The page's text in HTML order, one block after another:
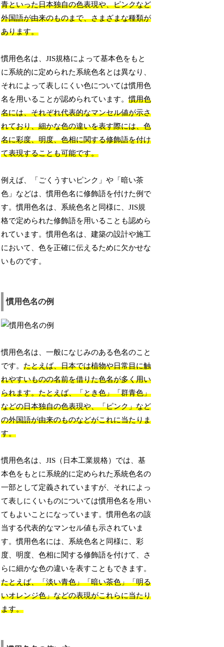
青といった日本独自の色表現や、ピンクなど
外国語が由来のものまで、さまざまな種類が
あります。
慣用色名は、JIS規格によって基本色をもと
に系統的に定められた系統色名とは異なり、
それによって表しにくい色については慣用色
名を用いることが認められています。慣用色
名には、それぞれ代表的なマンセル値が示さ
れており、細かな色の違いを表す際には、色
名に彩度、明度、色相に関する修飾語を付け
て表現することも可能です。
例えば、「ごくうすいピンク」や「暗い茶
色」などは、慣用色名に修飾語を付けた例で
す。慣用色名は、系統色名と同様に、JIS規
格で定められた修飾語を用いることも認めら
れています。慣用色名は、建築の設計や施工
において、色を正確に伝えるために欠かせな
いものです。
慣用色名の例
慣用色名は、一般になじみのある色名のこと
です。たとえば、日本では植物や日常目に触
れやすいものの名前を借りた色名が多く用い
られます。たとえば、「とき色」「群青色」
などの日本独自の色表現や、「ピンク」など
の外国語が由来のものなどがこれに当たりま
す。
慣用色名は、JIS（日本工業規格）では、基
本色をもとに系統的に定められた系統色名の
一部として定義されていますが、それによっ
て表しにくいものについては慣用色名を用い
てもよいことになっています。慣用色名の該
当する代表的なマンセル値も示されていま
す。慣用色名には、系統色名と同様に、彩
度、明度、色相に関する修飾語を付けて、さ
らに細かな色の違いを表すこともできます。
たとえば、「淡い青色」「暗い茶色」「明る
いオレンジ色」などの表現がこれらに当たり
ます。